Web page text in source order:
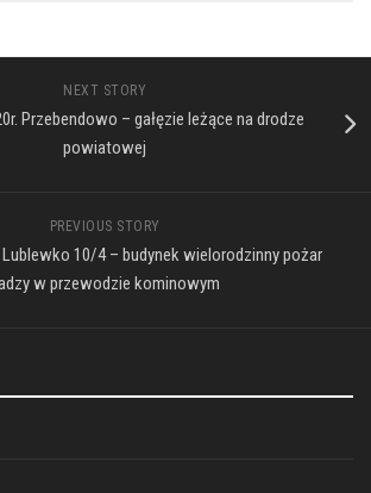
NEXT STORY
Przebendowo – gałęzie leżące na drodze
powiatowej
PREVIOUS STORY
Lublewko 10/4 – budynek wielorodzinny pożar
w przewodzie kominowym